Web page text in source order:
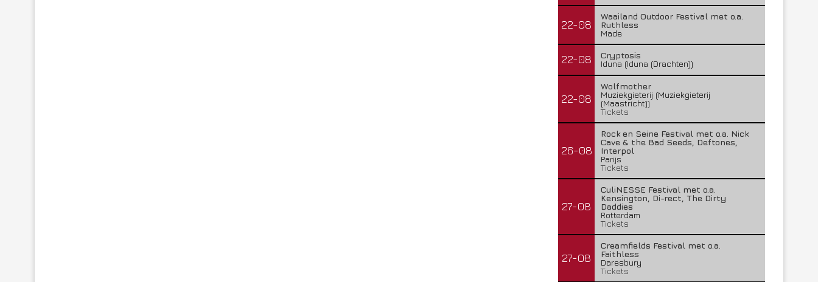
22-08
Waailand Outdoor Festival met o.a.
Ruthless
Made
22-08
Cryptosis
Iduna (Iduna (Drachten))
22-08
Wolfmother
Muziekgieterij (Muziekgieterij
(Maastricht))
Tickets
26-08
Rock en Seine Festival met o.a. Nick
Cave & the Bad Seeds, Deftones,
Interpol
Parijs
Tickets
27-08
CuliNESSE Festival met o.a.
Kensington, Di-rect, The Dirty
Daddies
Rotterdam
Tickets
27-08
Creamfields Festival met o.a.
Faithless
Daresbury
Tickets